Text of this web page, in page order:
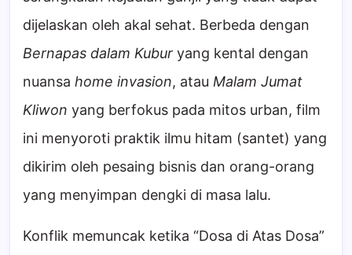
dijelaskan oleh akal sehat. Berbeda dengan
Bernapas dalam Kubur yang kental dengan
nuansa home invasion, atau Malam Jumat
Kliwon yang berfokus pada mitos urban, film
ini menyoroti praktik ilmu hitam (santet) yang
dikirim oleh pesaing bisnis dan orang-orang
yang menyimpan dengki di masa lalu.
Konflik memuncak ketika “Dosa di Atas Dosa”